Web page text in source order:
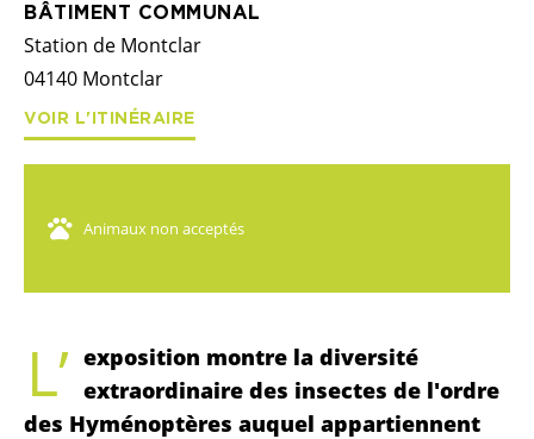
BÂTIMENT COMMUNAL
Station de Montclar
04140 Montclar
VOIR L'ITINÉRAIRE
Animaux non acceptés
L’ exposition montre la diversité
extraordinaire des insectes de l'ordre
des Hyménoptères auquel appartiennent